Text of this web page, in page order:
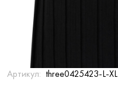
Артикул: three0425423-L-XL